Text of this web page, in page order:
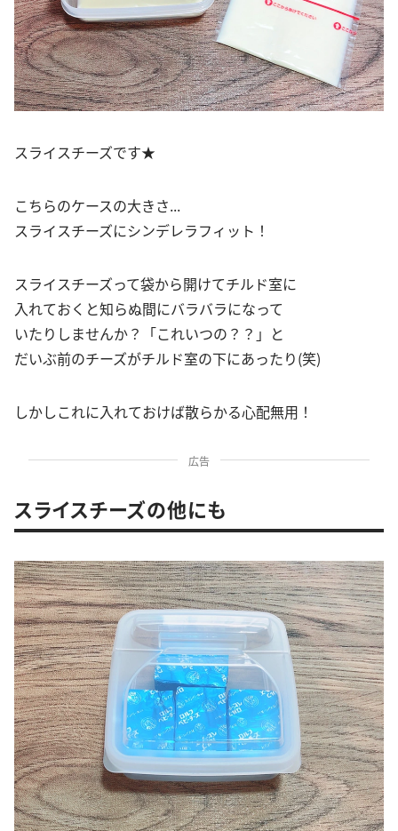
スライスチーズです★
こちらのケースの大きさ...
スライスチーズにシンデレラフィット！
スライスチーズって袋から開けてチルド室に
入れておくと知らぬ間にバラバラになって
いたりしませんか？「これいつの？？」と
だいぶ前のチーズがチルド室の下にあったり(笑)
しかしこれに入れておけば散らかる心配無用！
広告
スライスチーズの他にも